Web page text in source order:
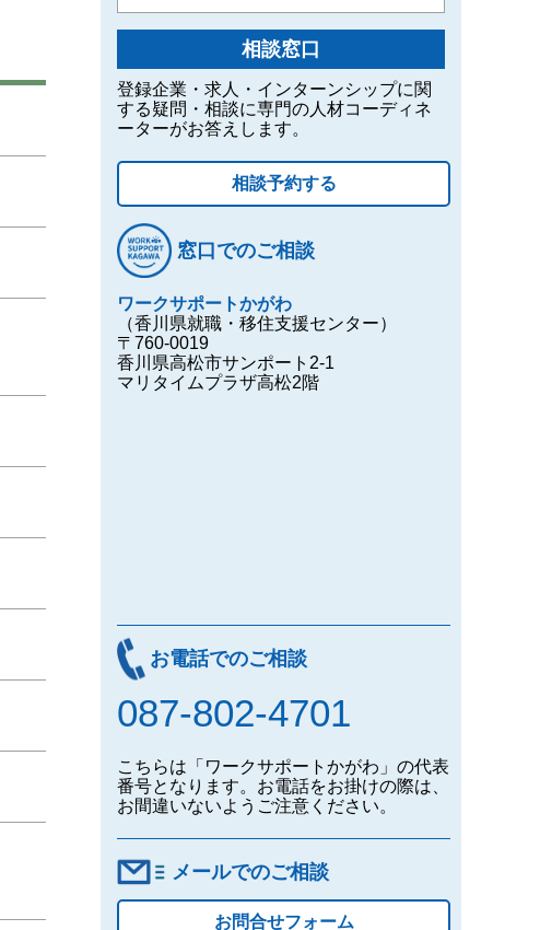
相談窓口
登録企業・求人・インターンシップに関
する疑問・相談に専門の人材コーディネ
ーターがお答えします。
相談予約する
窓口でのご相談
ワークサポートかがわ
（香川県就職・移住支援センター）
〒760-0019
香川県高松市サンポート2-1
マリタイムプラザ高松2階
お電話でのご相談
087-802-4701
こちらは「ワークサポートかがわ」の代表
番号となります。お電話をお掛けの際は、
お間違いないようご注意ください。
メールでのご相談
お問合せフォーム